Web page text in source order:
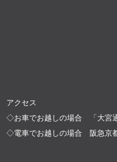
アクセス
◇お車でお越しの場合 「大宮
◇電車でお越しの場合 阪急京